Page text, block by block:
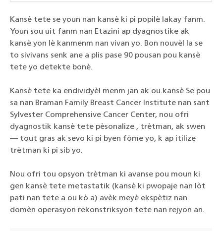
Kansè tete se youn nan kansè ki pi popilè lakay fanm.
Youn sou uit fanm nan Etazini ap dyagnostike ak
kansè yon lè kanmenm nan vivan yo. Bon nouvèl la se
to sivivans senk ane a plis pase 90 pousan pou kansè
tete yo detekte bonè.
Kansè tete ka endividyèl menm jan ak ou.kansè Se pou
sa nan Braman Family Breast Cancer Institute nan sant
Sylvester Comprehensive Cancer Center, nou ofri
dyagnostik kansè tete pèsonalize , trètman, ak swen
— tout gras ak sevo ki pi byen fòme yo, k ap itilize
trètman ki pi sib yo.
Nou ofri tou opsyon trètman ki avanse pou moun ki
gen kansè tete metastatik (kansè ki pwopaje nan lòt
pati nan tete a ou kò a) avèk meyè ekspètiz nan
domèn operasyon rekonstriksyon tete nan rejyon an.